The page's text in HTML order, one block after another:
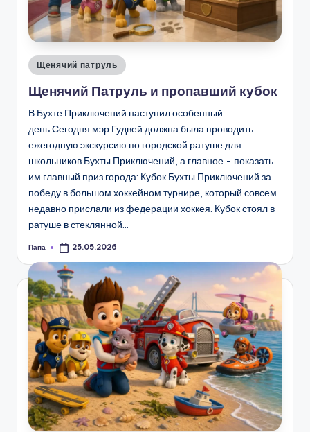
Опубликовано
Щенячий патруль
Щенячий Патруль и пропавший кубок
В Бухте Приключений наступил особенный
день.Сегодня мэр Гудвей должна была проводить
ежегодную экскурсию по городской ратуше для
школьников Бухты Приключений, а главное - показать
им главный приз города: Кубок Бухты Приключений за
победу в большом хоккейном турнире, который совсем
недавно прислали из федерации хоккея. Кубок стоял в
ратуше в стеклянной…
Запись
Папа 25.05.2026